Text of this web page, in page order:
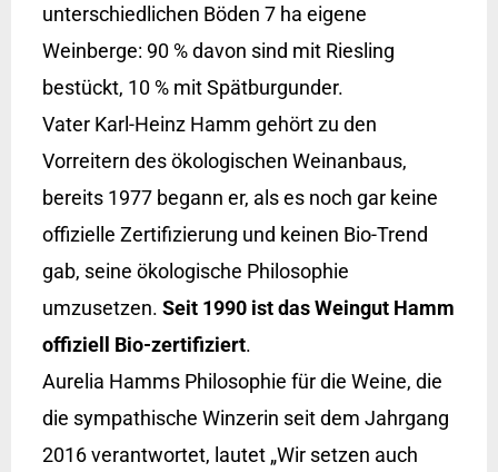
unterschiedlichen Böden 7 ha eigene
Weinberge: 90 % davon sind mit Riesling
bestückt, 10 % mit Spätburgunder.
Vater Karl-Heinz Hamm gehört zu den
Vorreitern des ökologischen Weinanbaus,
bereits 1977 begann er, als es noch gar keine
offizielle Zertifizierung und keinen Bio-Trend
gab, seine ökologische Philosophie
umzusetzen. Seit 1990 ist das Weingut Hamm
offiziell Bio-zertifiziert.
Aurelia Hamms Philosophie für die Weine, die
die sympathische Winzerin seit dem Jahrgang
2016 verantwortet, lautet „Wir setzen auch